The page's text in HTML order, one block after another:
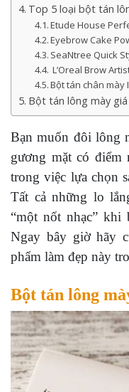
Top 5 loại bột tán
Etude House
Eyebrow Cake
SeaNtree Quick
L’Oreal Brow
Bột tán chân mày
Bột tán lông mày giá
Bạn muốn đôi lông
gương mặt có điểm
trong việc lựa chọn
Tất cả những lo
“một nốt nhạc” khi
Ngay bây giờ hãy
phẩm làm đẹp này
Bột tán lông